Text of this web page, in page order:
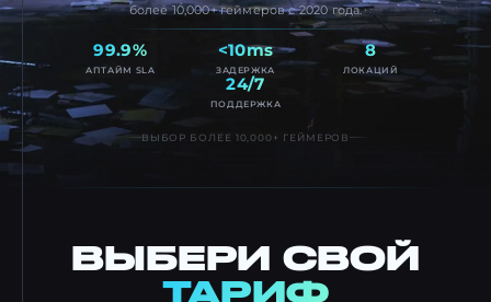
более 10,000+ геймеров с 2020 года.
99.9%
АПТАЙМ SLA
<10ms
ЗАДЕРЖКА
8
ЛОКАЦИЙ
24/7
ПОДДЕРЖКА
ВЫБОР БОЛЕЕ 10,000+ ГЕЙМЕРОВ
ВЫБЕРИ СВОЙ
ТАРИФ